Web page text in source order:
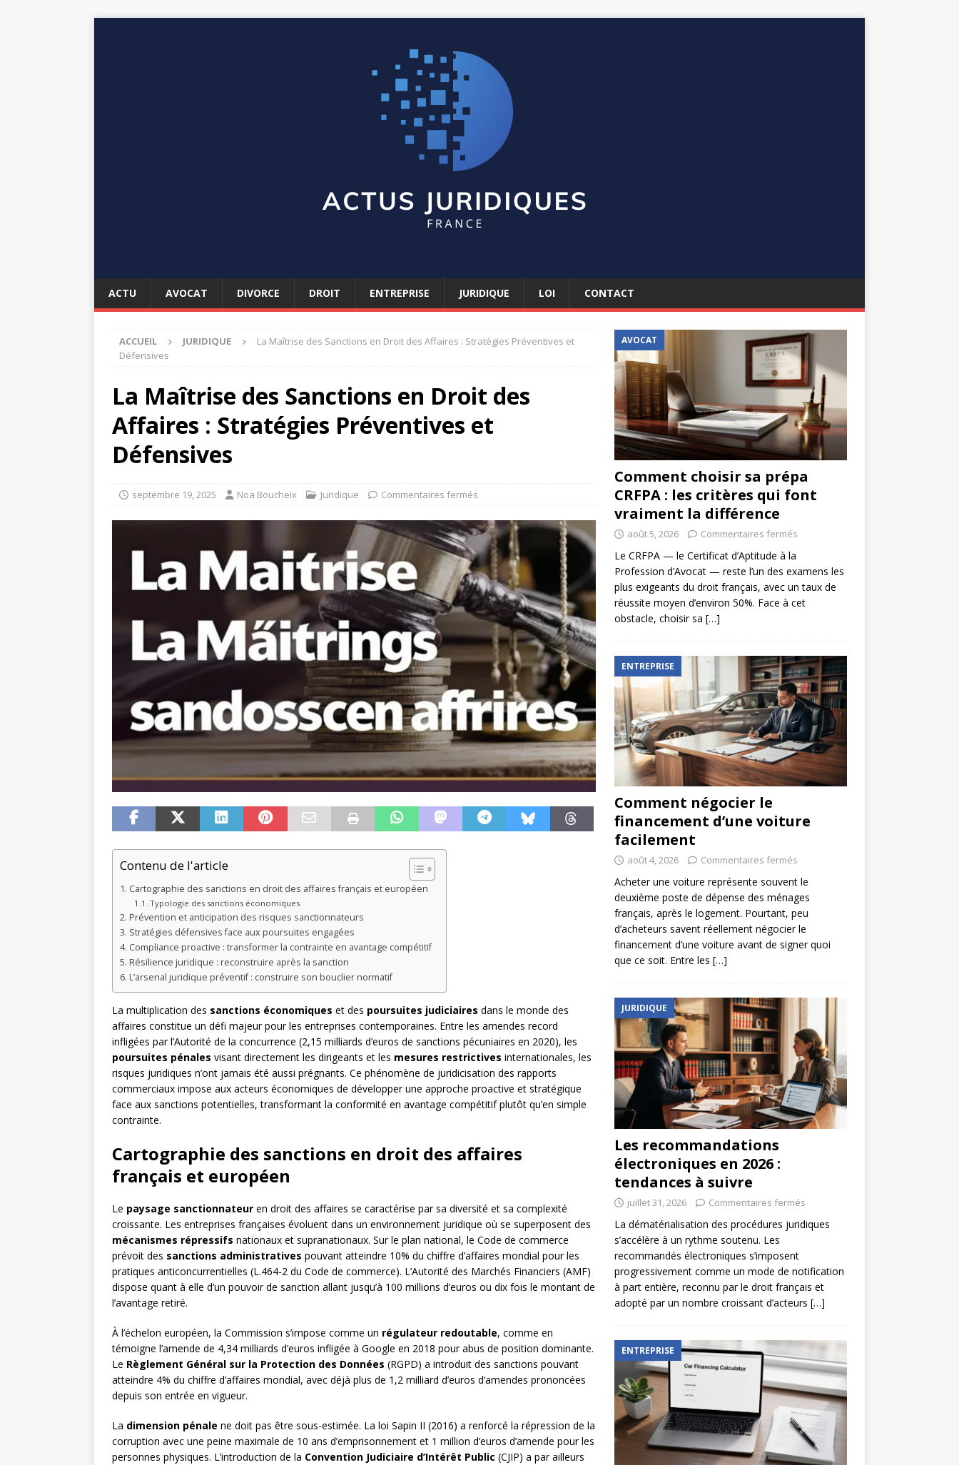
ACTU AVOCAT DIVORCE DROIT ENTREPRISE JURIDIQUE LOI CONTACT
ACCUEIL JURIDIQUE
La Maîtrise des Sanctions en Droit des Affaires : Stratégies Préventives et
Défensives
La Maîtrise des Sanctions en Droit des
Affaires : Stratégies Préventives et
Défensives
septembre 19, 2025 Noa Boucheix Juridique Commentaires fermés
Contenu de l'article
Cartographie des sanctions en droit des affaires français et européen
Typologie des sanctions économiques
Prévention et anticipation des risques sanctionnateurs
Stratégies défensives face aux poursuites engagées
Compliance proactive : transformer la contrainte en avantage compétitif
Résilience juridique : reconstruire après la sanction
L’arsenal juridique préventif : construire son bouclier normatif
La multiplication des sanctions économiques et des poursuites judiciaires dans le monde des
affaires constitue un défi majeur pour les entreprises contemporaines. Entre les amendes record
infligées par l’Autorité de la concurrence (2,15 milliards d’euros de sanctions pécuniaires en 2020), les
poursuites pénales visant directement les dirigeants et les mesures restrictives internationales, les
risques juridiques n’ont jamais été aussi prégnants. Ce phénomène de juridicisation des rapports
commerciaux impose aux acteurs économiques de développer une approche proactive et stratégique
face aux sanctions potentielles, transformant la conformité en avantage compétitif plutôt qu’en simple
contrainte.
Cartographie des sanctions en droit des affaires
français et européen
Le paysage sanctionnateur en droit des affaires se caractérise par sa diversité et sa complexité
croissante. Les entreprises françaises évoluent dans un environnement juridique où se superposent des
mécanismes répressifs nationaux et supranationaux. Sur le plan national, le Code de commerce
prévoit des sanctions administratives pouvant atteindre 10% du chiffre d’affaires mondial pour les
pratiques anticoncurrentielles (L.464-2 du Code de commerce). L’Autorité des Marchés Financiers (AMF)
dispose quant à elle d’un pouvoir de sanction allant jusqu’à 100 millions d’euros ou dix fois le montant de
l’avantage retiré.
À l’échelon européen, la Commission s’impose comme un régulateur redoutable, comme en
témoigne l’amende de 4,34 milliards d’euros infligée à Google en 2018 pour abus de position dominante.
Le Règlement Général sur la Protection des Données (RGPD) a introduit des sanctions pouvant
atteindre 4% du chiffre d’affaires mondial, avec déjà plus de 1,2 milliard d’euros d’amendes prononcées
depuis son entrée en vigueur.
La dimension pénale ne doit pas être sous-estimée. La loi Sapin II (2016) a renforcé la répression de la
corruption avec une peine maximale de 10 ans d’emprisonnement et 1 million d’euros d’amende pour les
personnes physiques. L’introduction de la Convention Judiciaire d’Intérêt Public (CJIP) a par ailleurs
AVOCAT
Comment choisir sa prépa
CRFPA : les critères qui font
vraiment la différence
août 5, 2026 Commentaires fermés
Le CRFPA — le Certificat d’Aptitude à la
Profession d’Avocat — reste l’un des examens les
plus exigeants du droit français, avec un taux de
réussite moyen d’environ 50%. Face à cet
obstacle, choisir sa […]
ENTREPRISE
Comment négocier le
financement d’une voiture
facilement
août 4, 2026 Commentaires fermés
Acheter une voiture représente souvent le
deuxième poste de dépense des ménages
français, après le logement. Pourtant, peu
d’acheteurs savent réellement négocier le
financement d’une voiture avant de signer quoi
que ce soit. Entre les […]
JURIDIQUE
Les recommandations
électroniques en 2026 :
tendances à suivre
juillet 31, 2026 Commentaires fermés
La dématérialisation des procédures juridiques
s’accélère à un rythme soutenu. Les
recommandés électroniques s’imposent
progressivement comme un mode de notification
à part entière, reconnu par le droit français et
adopté par un nombre croissant d’acteurs […]
ENTREPRISE